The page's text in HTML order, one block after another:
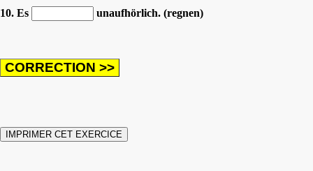
10. Es unaufhörlich. (regnen)